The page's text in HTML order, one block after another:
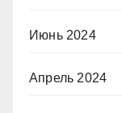
Июнь 2024
Апрель 2024